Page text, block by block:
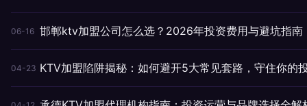
06-16 邯郸ktv加盟公司怎么选？2026年投资费用与避坑指南
04-23 KTV加盟陷阱揭秘：如何避开5大常见套路，守住你的